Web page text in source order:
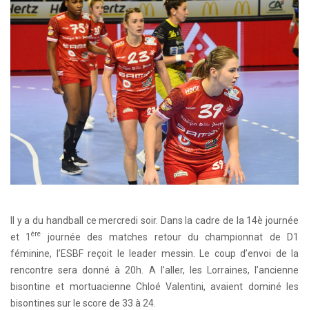
Il y a du handball ce mercredi soir. Dans la cadre de la 14è journée
et 1ère
journée des matches retour du championnat de D1
féminine, l’ESBF reçoit le leader messin. Le coup d’envoi de la
rencontre sera donné à 20h. A l’aller, les Lorraines, l’ancienne
bisontine et mortuacienne Chloé Valentini, avaient dominé les
bisontines sur le score de 33 à 24.